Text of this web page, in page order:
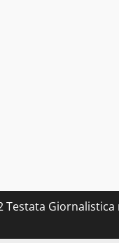
Testata